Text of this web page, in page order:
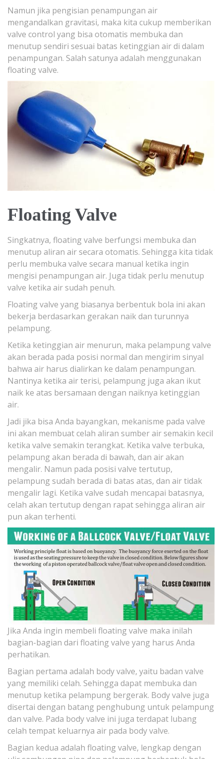
Namun jika pengisian penampungan air
mengandalkan gravitasi, maka kita cukup memberikan
valve control yang bisa otomatis membuka dan
menutup sendiri sesuai batas ketinggian air di dalam
penampungan. Salah satunya adalah menggunakan
floating valve.
Floating Valve
Singkatnya, floating valve berfungsi membuka dan
menutup aliran air secara otomatis. Sehingga kita tidak
perlu membuka valve secara manual ketika ingin
mengisi penampungan air. Juga tidak perlu menutup
valve ketika air sudah penuh.
Floating valve yang biasanya berbentuk bola ini akan
bekerja berdasarkan gerakan naik dan turunnya
pelampung.
Ketika ketinggian air menurun, maka pelampung valve
akan berada pada posisi normal dan mengirim sinyal
bahwa air harus dialirkan ke dalam penampungan.
Nantinya ketika air terisi, pelampung juga akan ikut
naik ke atas bersamaan dengan naiknya ketinggian
air.
Jadi jika bisa Anda bayangkan, mekanisme pada valve
ini akan membuat celah aliran sumber air semakin kecil
ketika valve semakin terangkat. Ketika valve terbuka,
pelampung akan berada di bawah, dan air akan
mengalir. Namun pada posisi valve tertutup,
pelampung sudah berada di batas atas, dan air tidak
mengalir lagi. Ketika valve sudah mencapai batasnya,
celah akan tertutup dengan rapat sehingga aliran air
pun akan terhenti.
Jika Anda ingin membeli floating valve maka inilah
bagian-bagian dari floating valve yang harus Anda
perhatikan.
Bagian pertama adalah body valve, yaitu badan valve
yang memiliki celah. Sehingga dapat membuka dan
menutup ketika pelampung bergerak. Body valve juga
disertai dengan batang penghubung untuk pelampung
dan valve. Pada body valve ini juga terdapat lubang
celah tempat keluarnya air pada body valve.
Bagian kedua adalah floating valve, lengkap dengan